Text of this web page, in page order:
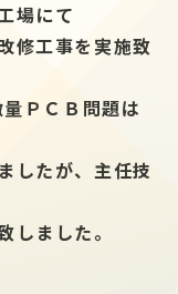
場にて
修工事を実施致
ＰＣＢ問題は
したが、主任技
しました。